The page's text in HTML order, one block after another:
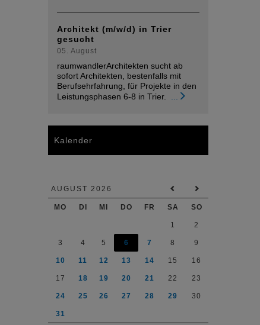
Architekt (m/w/d) in Trier
gesucht
05. August
raumwandlerArchitekten sucht ab
sofort Architekten, bestenfalls mit
Berufsehrfahrung, für Projekte in den
Leistungsphasen 6-8 in Trier.
Kalender
AUGUST 2026
MO DI MI DO FR SA SO
1 2
3 4 5 6 7 8 9
10 11 12 13 14 15 16
17 18 19 20 21 22 23
24 25 26 27 28 29 30
31